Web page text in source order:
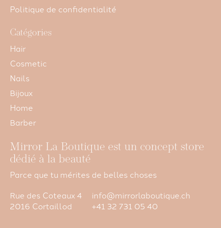
Politique de confidentialité
Catégories
Hair
Cosmetic
Nails
Bijoux
Home
Barber
Mirror La Boutique est un concept store
dédié à la beauté
Parce que tu mérites de belles choses
Rue des Coteaux 4
2016 Cortaillod
info@mirrorlaboutique.ch
+41 32 731 05 40